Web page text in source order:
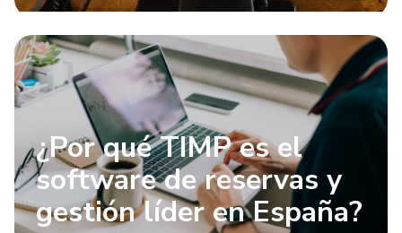
¿Por qué TIMP es el
software de reservas y
gestión líder en España?